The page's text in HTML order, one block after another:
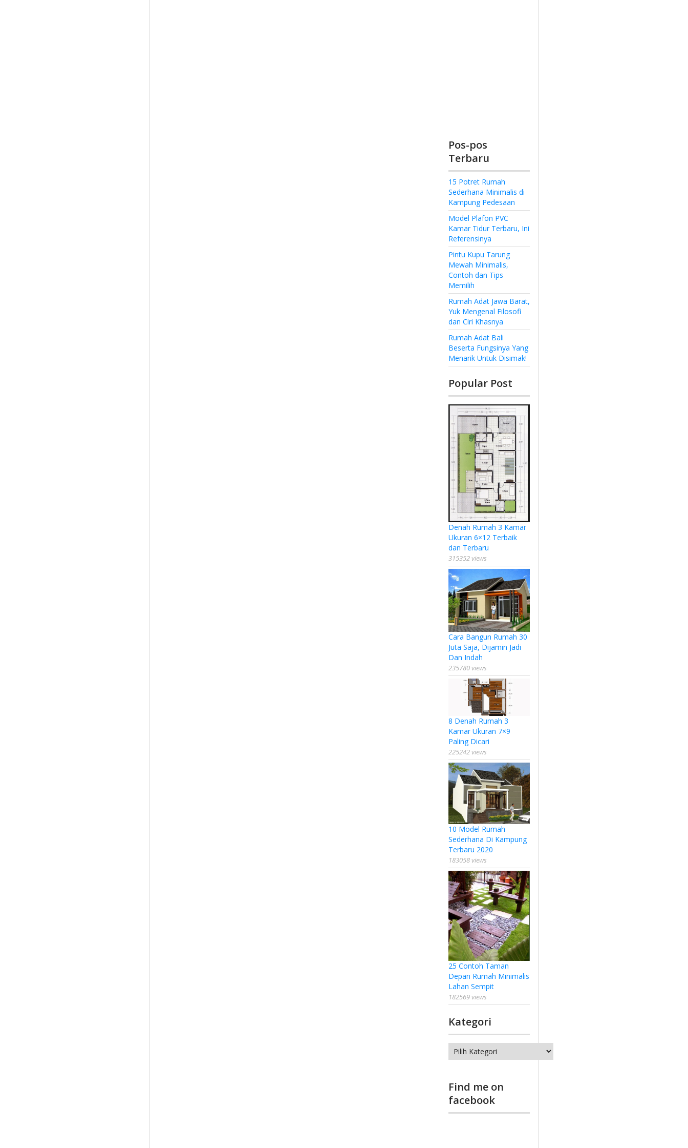
Pos-pos
Terbaru
15 Potret Rumah
Sederhana Minimalis di
Kampung Pedesaan
Model Plafon PVC
Kamar Tidur Terbaru, Ini
Referensinya
Pintu Kupu Tarung
Mewah Minimalis,
Contoh dan Tips
Memilih
Rumah Adat Jawa Barat,
Yuk Mengenal Filosofi
dan Ciri Khasnya
Rumah Adat Bali
Beserta Fungsinya Yang
Menarik Untuk Disimak!
Popular Post
Denah Rumah 3 Kamar
Ukuran 6×12 Terbaik
dan Terbaru
315352 views
Cara Bangun Rumah 30
Juta Saja, Dijamin Jadi
Dan Indah
235780 views
8 Denah Rumah 3
Kamar Ukuran 7×9
Paling Dicari
225242 views
10 Model Rumah
Sederhana Di Kampung
Terbaru 2020
183058 views
25 Contoh Taman
Depan Rumah Minimalis
Lahan Sempit
182569 views
Kategori
Kategori
Find me on
facebook